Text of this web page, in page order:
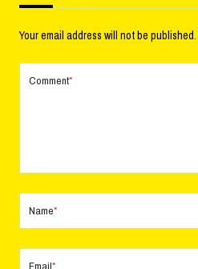
Your email address will not be published.
Comment*
Name*
Email*